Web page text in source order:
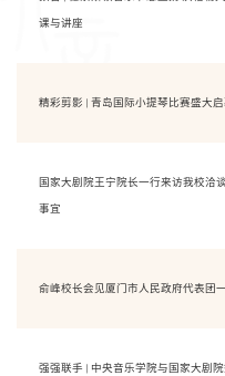
课与讲座
精彩剪影 | 青岛国际小提琴比赛盛大启
国家大剧院王宁院长一行来访我校洽
事宜
俞峰校长会见厦门市人民政府代表团
强强联手 | 中央音乐学院与国家大剧